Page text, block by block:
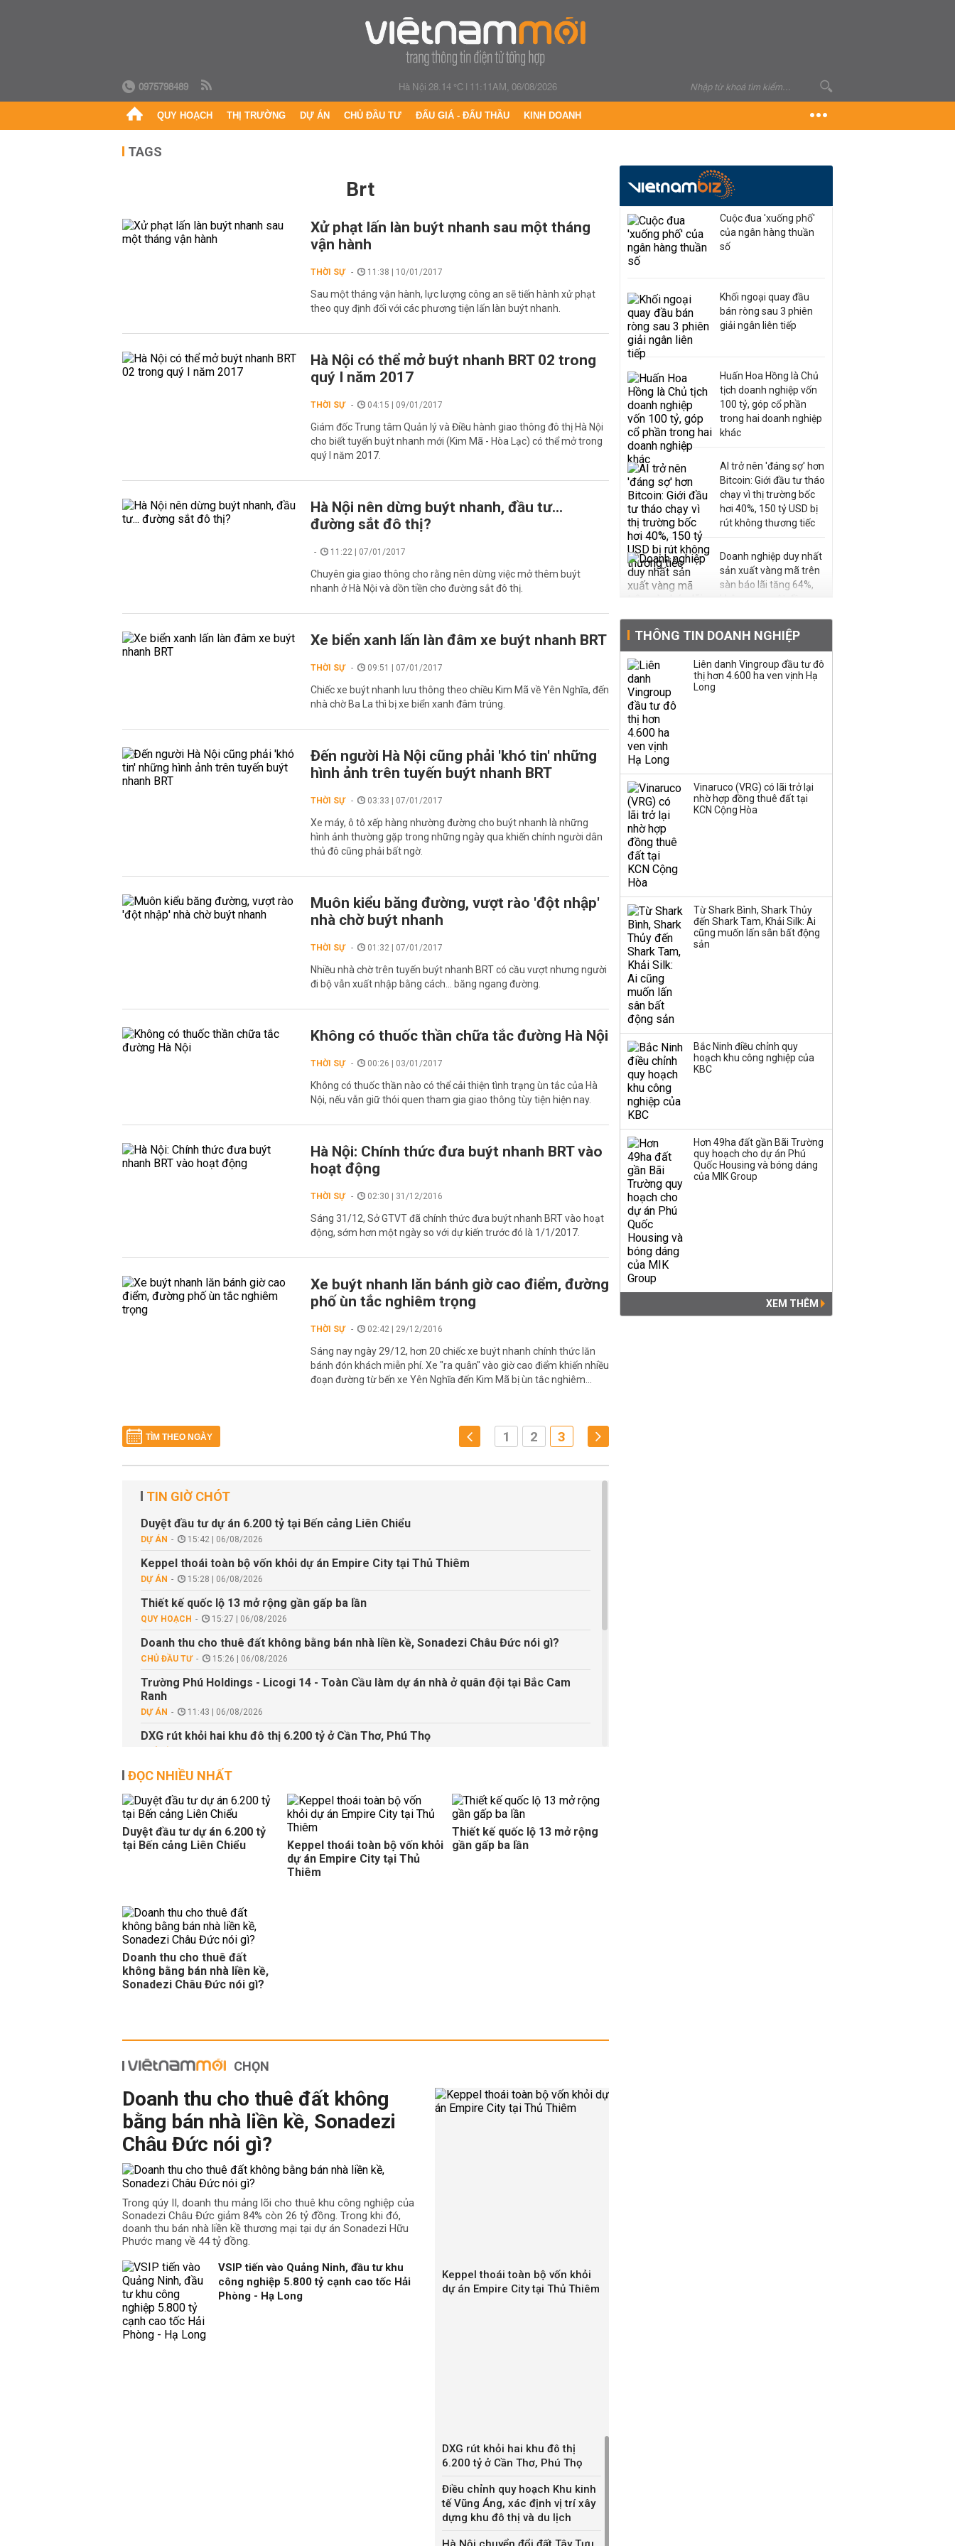
0975798489 Hà Nội 28.14 °C| 11:11AM, 06/08/2026
QUY HOẠCH THỊ TRƯỜNG DỰ ÁN CHỦ ĐẦU TƯ ĐẤU GIÁ - ĐẤU THẦU KINH DOANH
TAGS
brt
Xử phạt lấn làn buýt nhanh sau một tháng
vận hành
THỜI SỰ 11:38 | 10/01/2017
Sau một tháng vận hành, lực lượng công an sẽ tiến hành xử phạt
theo quy định đối với các phương tiện lấn làn buýt nhanh.
Hà Nội có thể mở buýt nhanh BRT 02 trong
quý I năm 2017
THỜI SỰ 04:15 | 09/01/2017
Giám đốc Trung tâm Quản lý và Điều hành giao thông đô thị Hà Nội
cho biết tuyến buýt nhanh mới (Kim Mã - Hòa Lạc) có thể mở trong
quý I năm 2017.
Hà Nội nên dừng buýt nhanh, đầu tư...
đường sắt đô thị?
11:22 | 07/01/2017
Chuyên gia giao thông cho rằng nên dừng việc mở thêm buýt
nhanh ở Hà Nội và dồn tiền cho đường sắt đô thị.
Xe biển xanh lấn làn đâm xe buýt nhanh BRT
THỜI SỰ 09:51 | 07/01/2017
Chiếc xe buýt nhanh lưu thông theo chiều Kim Mã về Yên Nghĩa, đến
nhà chờ Ba La thì bị xe biển xanh đâm trúng.
Đến người Hà Nội cũng phải 'khó tin' những
hình ảnh trên tuyến buýt nhanh BRT
THỜI SỰ 03:33 | 07/01/2017
Xe máy, ô tô xếp hàng nhường đường cho buýt nhanh là những
hình ảnh thường gặp trong những ngày qua khiến chính người dân
thủ đô cũng phải bất ngờ.
Muôn kiểu băng đường, vượt rào 'đột nhập'
nhà chờ buýt nhanh
THỜI SỰ 01:32 | 07/01/2017
Nhiều nhà chờ trên tuyến buýt nhanh BRT có cầu vượt nhưng người
đi bộ vẫn xuất nhập bằng cách... băng ngang đường.
Không có thuốc thần chữa tắc đường Hà Nội
THỜI SỰ 00:26 | 03/01/2017
Không có thuốc thần nào có thể cải thiện tình trạng ùn tắc của Hà
Nội, nếu vẫn giữ thói quen tham gia giao thông tùy tiện hiện nay.
Hà Nội: Chính thức đưa buýt nhanh BRT vào
hoạt động
THỜI SỰ 02:30 | 31/12/2016
Sáng 31/12, Sở GTVT đã chính thức đưa buýt nhanh BRT vào hoạt
động, sớm hơn một ngày so với dự kiến trước đó là 1/1/2017.
Xe buýt nhanh lăn bánh giờ cao điểm, đường
phố ùn tắc nghiêm trọng
THỜI SỰ 02:42 | 29/12/2016
Sáng nay ngày 29/12, hơn 20 chiếc xe buýt nhanh chính thức lăn
bánh đón khách miễn phí. Xe "ra quân" vào giờ cao điểm khiến nhiều
đoạn đường từ bến xe Yên Nghĩa đến Kim Mã bị ùn tắc nghiêm...
TÌM THEO NGÀY 1 2 3
TIN GIỜ CHÓT
Duyệt đầu tư dự án 6.200 tỷ tại Bến cảng Liên Chiểu
DỰ ÁN 15:42 | 06/08/2026
Keppel thoái toàn bộ vốn khỏi dự án Empire City tại Thủ Thiêm
DỰ ÁN 15:28 | 06/08/2026
Thiết kế quốc lộ 13 mở rộng gần gấp ba lần
QUY HOẠCH 15:27 | 06/08/2026
Doanh thu cho thuê đất không bằng bán nhà liền kề, Sonadezi Châu Đức nói gì?
CHỦ ĐẦU TƯ 15:26 | 06/08/2026
Trường Phú Holdings - Licogi 14 - Toàn Cầu làm dự án nhà ở quân đội tại Bắc Cam
Ranh
DỰ ÁN 11:43 | 06/08/2026
DXG rút khỏi hai khu đô thị 6.200 tỷ ở Cần Thơ, Phú Thọ
Hà Nội chuyển đổi đất Tây Tựu làm dự án trung tâm văn phòng kết hợp dịch vụ
DỰ ÁN 10:46 | 06/08/2026
Quảng Ninh, Bắc Ninh đủ điều kiện lên thành phố
QUY HOẠCH 09:48 | 06/08/2026
Hiện trạng chung cư 23 Hàng Tre trước cơ hội được cải tạo
Bắc Ninh sẽ đón dòng vốn đầu tư gần 7 tỷ USD
THỊ TRƯỜNG 07:52 | 06/08/2026
ĐỌC NHIỀU NHẤT
Duyệt đầu tư dự án 6.200 tỷ
tại Bến cảng Liên Chiểu
Keppel thoái toàn bộ vốn khỏi
dự án Empire City tại Thủ
Thiêm
Thiết kế quốc lộ 13 mở rộng
gần gấp ba lần
Doanh thu cho thuê đất
không bằng bán nhà liền kề,
Sonadezi Châu Đức nói gì?
CHỌN
Doanh thu cho thuê đất không
bằng bán nhà liền kề, Sonadezi
Châu Đức nói gì?
Trong qúy II, doanh thu mảng lõi cho thuê khu công nghiệp của
Sonadezi Châu Đức giảm 84% còn 26 tỷ đồng. Trong khi đó,
doanh thu bán nhà liền kề thương mại tại dự án Sonadezi Hữu
Phước mang về 44 tỷ đồng.
VSIP tiến vào Quảng Ninh, đầu tư khu
công nghiệp 5.800 tỷ cạnh cao tốc Hải
Phòng - Hạ Long
Keppel thoái toàn bộ vốn khỏi
dự án Empire City tại Thủ Thiêm
DXG rút khỏi hai khu đô thị
6.200 tỷ ở Cần Thơ, Phú Thọ
Điều chỉnh quy hoạch Khu kinh
tế Vũng Áng, xác định vị trí xây
dựng khu đô thị và du lịch
Cuộc đua 'xuống phố'
của ngân hàng thuần
số
Khối ngoại quay đầu
bán ròng sau 3 phiên
giải ngân liên tiếp
Huấn Hoa Hồng là Chủ
tịch doanh nghiệp vốn
100 tỷ, góp cổ phần
trong hai doanh nghiệp
khác
AI trở nên 'đáng sợ' hơn
Bitcoin: Giới đầu tư tháo
chạy vì thị trường bốc
hơi 40%, 150 tỷ USD bị
rút không thương tiếc
Doanh nghiệp duy nhất
sản xuất vàng mã trên
sàn báo lãi tăng 64%,
không vay một đồng
Nhật Vượng lần đầu
tham gia vào hệ sinh
Bamboo Capital và
BCG Land bị hủy tư
‘phất lên’ trong tháng 8,
nhóm ngành nào có
tiềm năng dẫn sóng?
THÔNG TIN DOANH NGHIỆP
Liên danh Vingroup đầu tư đô
thị hơn 4.600 ha ven vịnh Hạ
Long
Vinaruco (VRG) có lãi trở lại
nhờ hợp đồng thuê đất tại
KCN Cộng Hòa
Từ Shark Bình, Shark Thủy
đến Shark Tam, Khải Silk: Ai
cũng muốn lấn sân bất động
sản
Bắc Ninh điều chỉnh quy
hoạch khu công nghiệp của
KBC
Hơn 49ha đất gần Bãi Trường
quy hoạch cho dự án Phú
Quốc Housing và bóng dáng
của MIK Group
XEM THÊM